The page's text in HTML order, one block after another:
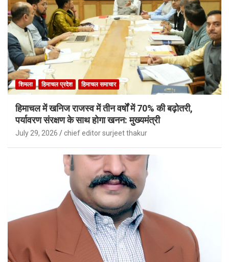
शिमला हिमाचल प्रदेश हिमाचल समाचार
हिमाचल में खनिज राजस्व में तीन वर्षों में 70% की बढ़ोतरी,
पर्यावरण संरक्षण के साथ होगा खनन: मुख्यमंत्री
July 29, 2026 chief editor surjeet thakur